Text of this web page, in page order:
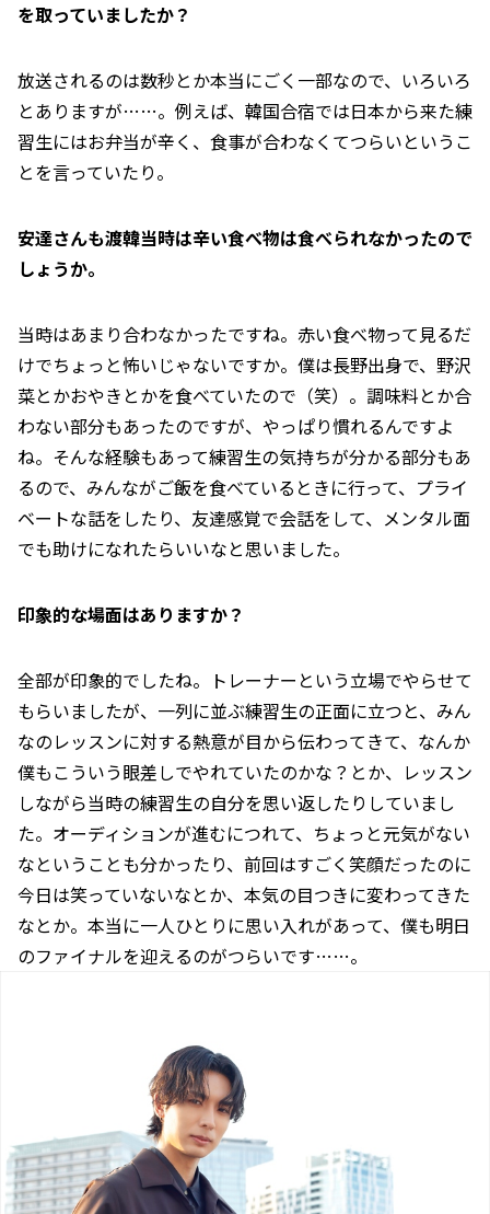
を取っていましたか？
放送されるのは数秒とか本当にごく一部なので、いろいろ
とありますが……。例えば、韓国合宿では日本から来た練
習生にはお弁当が辛く、食事が合わなくてつらいというこ
とを言っていたり。
――安達さんも渡韓当時は辛い食べ物は食べられなかったので
しょうか。
当時はあまり合わなかったですね。赤い食べ物って見るだ
けでちょっと怖いじゃないですか。僕は長野出身で、野沢
菜とかおやきとかを食べていたので（笑）。調味料とか合
わない部分もあったのですが、やっぱり慣れるんですよ
ね。そんな経験もあって練習生の気持ちが分かる部分もあ
るので、みんながご飯を食べているときに行って、プライ
ベートな話をしたり、友達感覚で会話をして、メンタル面
でも助けになれたらいいなと思いました。
――印象的な場面はありますか？
全部が印象的でしたね。トレーナーという立場でやらせて
もらいましたが、一列に並ぶ練習生の正面に立つと、みん
なのレッスンに対する熱意が目から伝わってきて、なんか
僕もこういう眼差しでやれていたのかな？とか、レッスン
しながら当時の練習生の自分を思い返したりしていまし
た。オーディションが進むにつれて、ちょっと元気がない
なということも分かったり、前回はすごく笑顔だったのに
今日は笑っていないなとか、本気の目つきに変わってきた
なとか。本当に一人ひとりに思い入れがあって、僕も明日
のファイナルを迎えるのがつらいです……。